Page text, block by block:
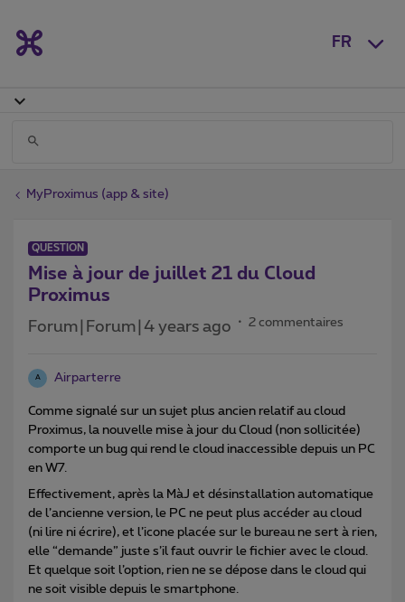
FR
MyProximus (app & site)
QUESTION
Mise à jour de juillet 21 du Cloud
Proximus
Forum|Forum|4 years ago 2 commentaires
A Airparterre
Comme signalé sur un sujet plus ancien relatif au cloud
Proximus, la nouvelle mise à jour du Cloud (non sollicitée)
comporte un bug qui rend le cloud inaccessible depuis un PC
en W7.
Effectivement, après la MàJ et désinstallation automatique
de l’ancienne version, le PC ne peut plus accéder au cloud
(ni lire ni écrire), et l’icone placée sur le bureau ne sert à rien,
elle “demande” juste s’il faut ouvrir le fichier avec le cloud.
Et quelque soit l’option, rien ne se dépose dans le cloud qui
ne soit visible depuis le smartphone.